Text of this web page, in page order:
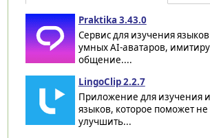
Praktika 3.43.0
Сервис для изучения
умных AI-аватаров,
общение....
LingoClip 2.2.7
Приложение для изучения
языков, которое поможет не
улучшить...